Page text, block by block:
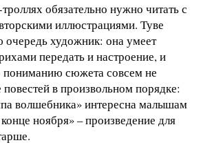
обязательно нужно читать с
иллюстрациями. Туве
очередь художник: она умеет
передать и настроение, и
пониманию сюжета совсем не
в произвольном порядке:
волшебника» интересна малышам
ноября» – произведение для